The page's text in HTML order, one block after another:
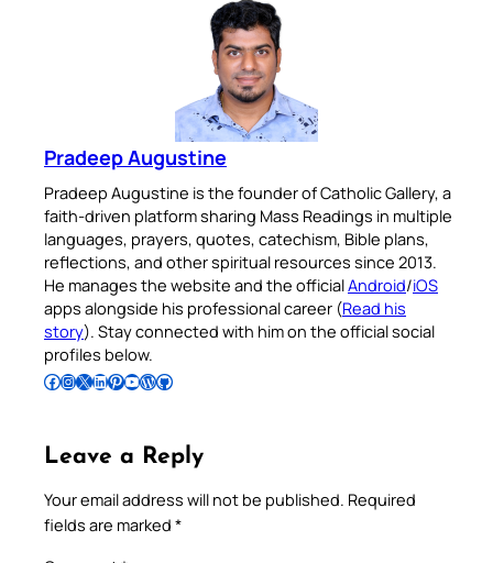
Pradeep Augustine
Pradeep Augustine is the founder of Catholic Gallery, a
faith-driven platform sharing Mass Readings in multiple
languages, prayers, quotes, catechism, Bible plans,
reflections, and other spiritual resources since 2013.
He manages the website and the officialAndroid/iOS
apps alongside his professional career (Read his
story). Stay connected with him on the official social
profiles below.
Follow Pradeep on Facebook Follow Pradeep on InstagramFollow Pradeep on X Follow Pradeep on LinkedIn Follow Pradeep on Pinterest Subscribe to Pradeep’s Youtube Channel Follow Pradeep on WordPress Follow Pradeep on GitHub
Leave a Reply
Your email address will not be published. Required
fields are marked *